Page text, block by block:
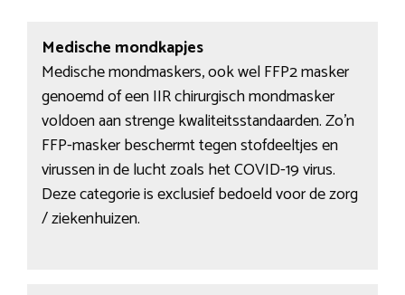
Medische mondkapjes
Medische mondmaskers, ook wel FFP2 masker
genoemd of een IIR chirurgisch mondmasker
voldoen aan strenge kwaliteitsstandaarden. Zo’n
FFP-masker beschermt tegen stofdeeltjes en
virussen in de lucht zoals het COVID-19 virus.
Deze categorie is exclusief bedoeld voor de zorg
/ ziekenhuizen.